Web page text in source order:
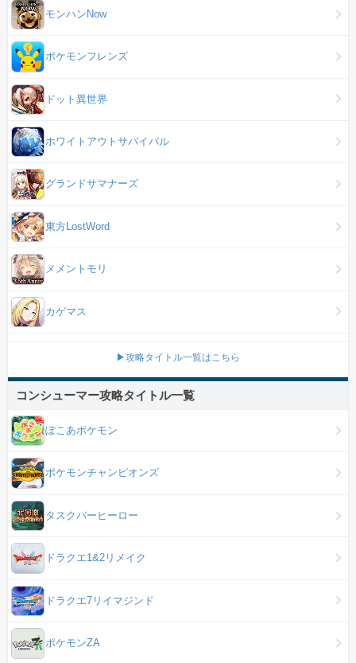
モンハンNow
ポケモンフレンズ
ドット異世界
ホワイトアウトサバイバル
グランドサマナーズ
東方LostWord
メメントモリ
カゲマス
▶攻略タイトル一覧はこちら
コンシューマー攻略タイトル一覧
ぽこあポケモン
ポケモンチャンピオンズ
タスクバーヒーロー
ドラクエ1&2リメイク
ドラクエ7リイマジンド
ポケモンZA